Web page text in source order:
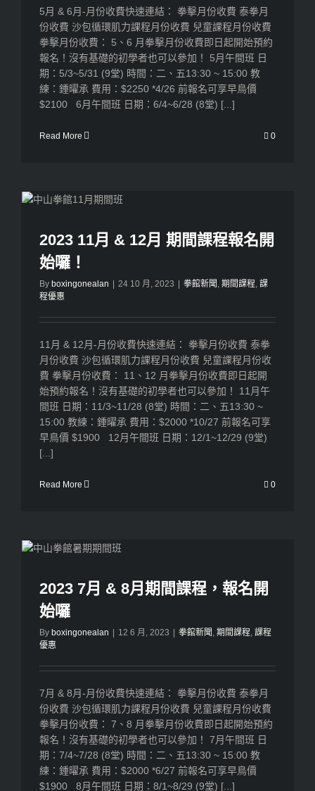
5月 & 6月-月份收費快速連結： 拳擊月份收費 泰拳月
份收費 沙包循環肌力課程月份收費 兒童課程月份收費
拳擊月份收費： 5、6 月拳擊月份收費即日起開始預約
報名！沒有基礎的初學者也可以參加！ 5月午間班 日
期：5/3~5/31 (9堂) 時間：二、五13:30 ~ 15:00 教
練：鍾曜承 費用：$2250 *4/26 前報名可享早鳥價
$2100 6月午間班 日期：6/4~6/28 (8堂) [...]
Read More 0
2023 11月 & 12月 期間課程報名開
始囉！
By boxingonealan | 24 10 月, 2023 | 拳館新聞 期間課程 課
程優惠
11月 & 12月-月份收費快速連結： 拳擊月份收費 泰拳
月份收費 沙包循環肌力課程月份收費 兒童課程月份收
費 拳擊月份收費： 11、12 月拳擊月份收費即日起開
始預約報名！沒有基礎的初學者也可以參加！ 11月午
間班 日期：11/3~11/28 (8堂) 時間：二、五13:30 ~
15:00 教練：鍾曜承 費用：$2000 *10/27 前報名可享
早鳥價 $1900 12月午間班 日期：12/1~12/29 (9堂)
[...]
Read More 0
2023 7月 & 8月期間課程，報名開
始囉
By boxingonealan | 12 6 月, 2023 | 拳館新聞 期間課程 課程
優惠
7月 & 8月-月份收費快速連結： 拳擊月份收費 泰拳月
份收費 沙包循環肌力課程月份收費 兒童課程月份收費
拳擊月份收費： 7、8 月拳擊月份收費即日起開始預約
報名！沒有基礎的初學者也可以參加！ 7月午間班 日
期：7/4~7/28 (8堂) 時間：二、五13:30 ~ 15:00 教
練：鍾曜承 費用：$2000 *6/27 前報名可享早鳥價
$1900 8月午間班 日期：8/1~8/29 (9堂) [...]